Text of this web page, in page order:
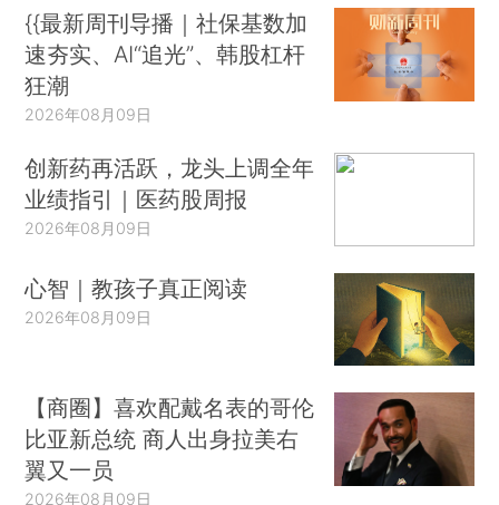
{{最新周刊导播｜社保基数加
速夯实、AI“追光”、韩股杠杆
狂潮
2026年08月09日
创新药再活跃，龙头上调全年
业绩指引｜医药股周报
2026年08月09日
心智｜教孩子真正阅读
2026年08月09日
【商圈】喜欢配戴名表的哥伦
比亚新总统 商人出身拉美右
翼又一员
2026年08月09日